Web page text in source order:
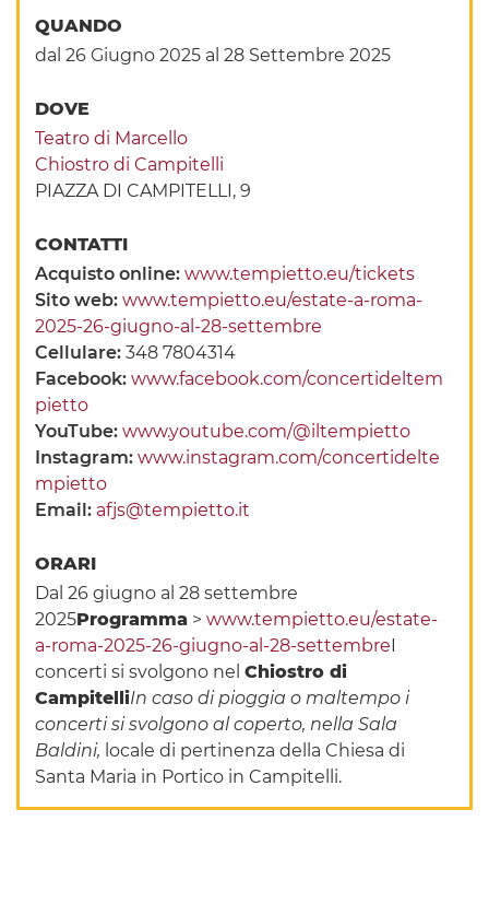
QUANDO
dal 26 Giugno 2025 al 28 Settembre 2025
DOVE
Teatro di Marcello
Chiostro di Campitelli
PIAZZA DI CAMPITELLI, 9
CONTATTI
Acquisto online:www.tempietto.eu/tickets
Sito web:www.tempietto.eu/estate-a-roma-
2025-26-giugno-al-28-settembre
Cellulare:348 7804314
Facebook:www.facebook.com/concertideltem
pietto
YouTube:www.youtube.com/@iltempietto
Instagram:www.instagram.com/concertidelte
mpietto
Email: afjs@tempietto.it
ORARI
Dal 26 giugno al 28 settembre
2025Programma >www.tempietto.eu/estate-
a-roma-2025-26-giugno-al-28-settembre
concerti si svolgono nelChiostro di
CampitelliIn caso di pioggia o maltempo i
concerti si svolgono al coperto, nella Sala
Baldini, locale di pertinenza della Chiesa di
Santa Maria in Portico in Campitelli.